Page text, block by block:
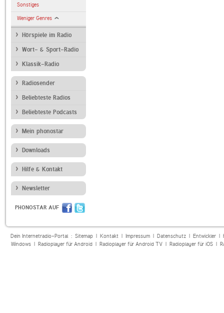
Sonstiges
Weniger Genres
Hörspiele im Radio
Wort- & Sport-Radio
Klassik-Radio
Radiosender
Beliebteste Radios
Beliebteste Podcasts
Mein phonostar
Downloads
Hilfe & Kontakt
Newsletter
PHONOSTAR AUF
Dein Internetradio-Portal : Sitemap| Kontakt| Impressum| Datenschutz| Entwickler|
Windows| Radioplayer für Android| Radioplayer für Android TV| Radioplayer für iOS|